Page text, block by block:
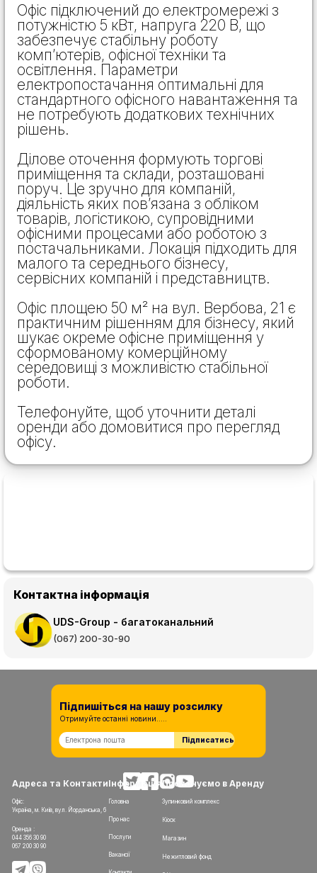
Офіс підключений до електромережі з
потужністю 5 кВт, напруга 220 В, що
забезпечує стабільну роботу
комп’ютерів, офісної техніки та
освітлення. Параметри
електропостачання оптимальні для
стандартного офісного навантаження та
не потребують додаткових технічних
рішень.
Ділове оточення формують торгові
приміщення та склади, розташовані
поруч. Це зручно для компаній,
діяльність яких пов’язана з обліком
товарів, логістикою, супровідними
офісними процесами або роботою з
постачальниками. Локація підходить для
малого та середнього бізнесу,
сервісних компаній і представництв.
Офіс площею 50 м² на вул. Вербова, 21 є
практичним рішенням для бізнесу, який
шукає окреме офісне приміщення у
сформованому комерційному
середовищі з можливістю стабільної
роботи.
Телефонуйте, щоб уточнити деталі
оренди або домовитися про перегляд
офісу.
Контактна інформація
UDS-Group - багатоканальний
(067) 200-30-90
Адреса та Контакти
Офіс:
Україна, м. Київ, вул. Йорданська, 6
Оренда :
044 356 30 90
067 200 30 90
Пропонуємо в Аренду
Зупинковий комплекс
Кіоск
Магазин
Нежитловий фонд
Інформація
Головна
Про нас
Послуги
Вакансії
Підпишіться на нашу розсилку
Отримуйте останні новини.....
Підписатись